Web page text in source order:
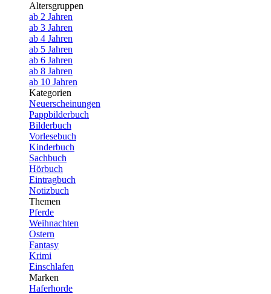
Altersgruppen
ab 2 Jahren
ab 3 Jahren
ab 4 Jahren
ab 5 Jahren
ab 6 Jahren
ab 8 Jahren
ab 10 Jahren
Kategorien
Neuerscheinungen
Pappbilderbuch
Bilderbuch
Vorlesebuch
Kinderbuch
Sachbuch
Hörbuch
Eintragbuch
Notizbuch
Themen
Pferde
Weihnachten
Ostern
Fantasy
Krimi
Einschlafen
Marken
Haferhorde